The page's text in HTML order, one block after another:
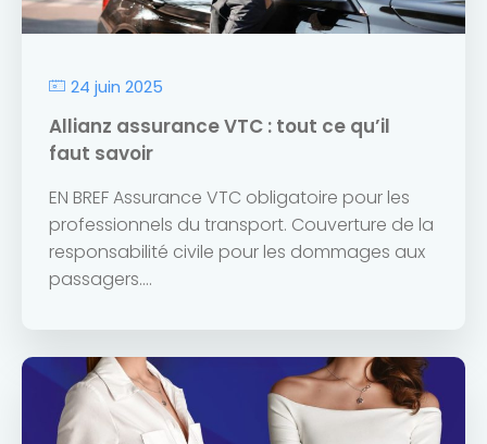
24 juin 2025
Allianz assurance VTC : tout ce qu’il
faut savoir
EN BREF Assurance VTC obligatoire pour les
professionnels du transport. Couverture de la
responsabilité civile pour les dommages aux
passagers....